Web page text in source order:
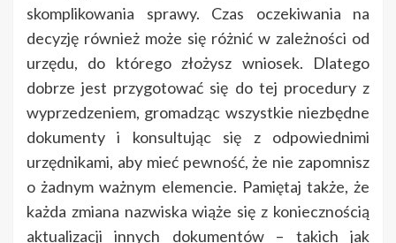
skomplikowania sprawy. Czas oczekiwania na
decyzję również może się różnić w zależności od
urzędu, do którego złożysz wniosek. Dlatego
dobrze jest przygotować się do tej procedury z
wyprzedzeniem, gromadząc wszystkie niezbędne
dokumenty i konsultując się z odpowiednimi
urzędnikami, aby mieć pewność, że nie zapomnisz
o żadnym ważnym elemencie. Pamiętaj także, że
każda zmiana nazwiska wiąże się z koniecznością
aktualizacji innych dokumentów – takich jak